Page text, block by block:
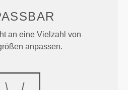
an eine Vielzahl von
anpassen.